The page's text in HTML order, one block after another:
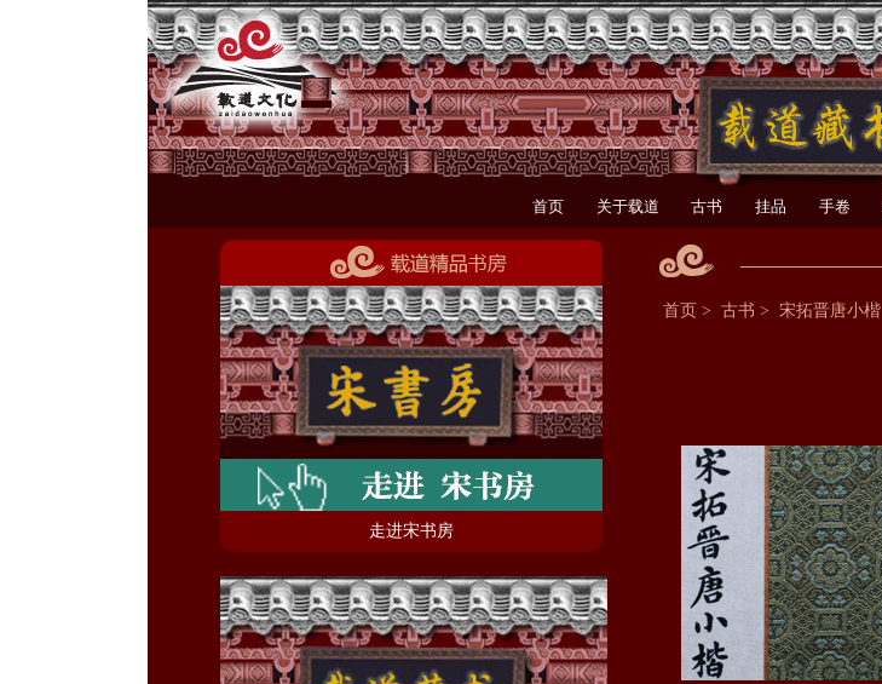
首页 关于载道 古书 挂品 手卷
走进宋书房
首页 > 古书 > 宋拓晋唐小楷